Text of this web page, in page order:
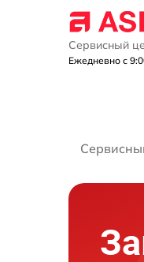
Сервисный
Ежедневно с